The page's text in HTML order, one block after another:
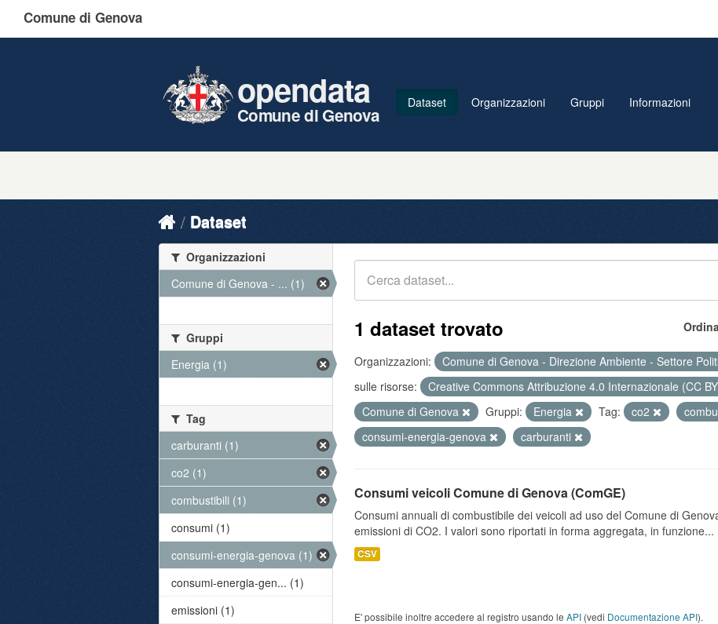
Comune di Genova
opendata
Comune di Genova
Dataset Organizzazioni Gruppi Informazioni
Dataset
1 dataset trovato
Organizzazioni: Comune di Genova - Direzione Ambiente - Settore
sulle risorse:
Creative Commons Attribuzione 4.0 Internazionale (CC
Comune di Genova
Gruppi: Energia Tag: co2
consumi-energia-genova
carburanti
Consumi veicoli Comune di Genova (ComGE)
Consumi annuali di combustibile dei veicoli ad uso del Comune di
emissioni di CO2. I valori sono riportati in forma aggregata, in funzione...
CSV
E' possibile inoltre accedere al registro usando le API (vedi Documentazione API).
Organizzazioni
Comune di Genova - ... (1)
Gruppi
Energia (1)
Tag
carburanti (1)
co2 (1)
combustibili (1)
consumi (1)
consumi-energia-genova (1)
consumi-energia-gen... (1)
emissioni (1)